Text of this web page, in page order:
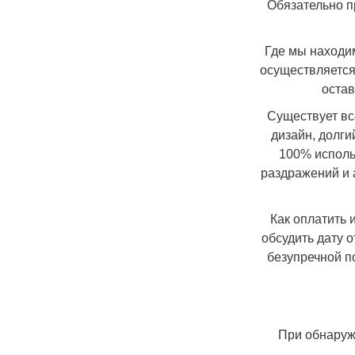
Обязательно
Где мы
Существует
дизайн,
100%
раздражений и
Как
обсудить дату
безупречной
При